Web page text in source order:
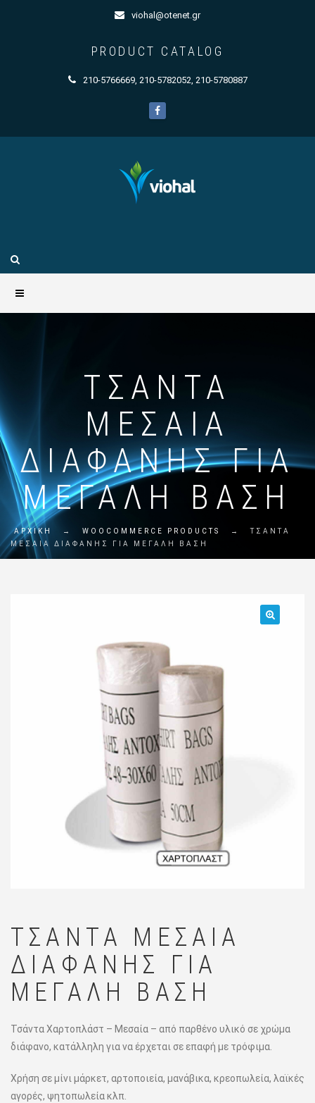
viohal@otenet.gr
PRODUCT CATALOG
210-5766669, 210-5782052, 210-5780887
ΤΣΆΝΤΑ
ΜΕΣΑΊΑ
ΔΙΑΦΑΝΉΣ ΓΙΑ
ΜΕΓΆΛΗ ΒΆΣΗ
ΑΡΧΙΚΗ → WOOCOMMERCE PRODUCTS →
ΤΣΆΝΤΑ
ΜΕΣΑΊΑ ΔΙΑΦΑΝΉΣ ΓΙΑ ΜΕΓΆΛΗ ΒΆΣΗ
ΤΣΆΝΤΑ ΜΕΣΑΊΑ
ΔΙΑΦΑΝΉΣ ΓΙΑ
ΜΕΓΆΛΗ ΒΆΣΗ
Τσάντα Χαρτοπλάστ – Μεσαία – από παρθένο υλικό σε χρώμα
διάφανο, κατάλληλη για να έρχεται σε επαφή με τρόφιμα.
Χρήση σε μίνι μάρκετ, αρτοποιεία, μανάβικα, κρεοπωλεία, λαϊκές
αγορές, ψητοπωλεία κλπ.